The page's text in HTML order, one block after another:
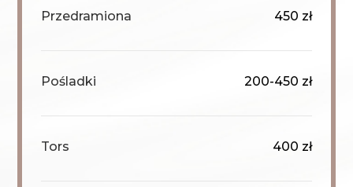
Przedramiona 450 zł
Pośladki 200-450 zł
Tors 400 zł